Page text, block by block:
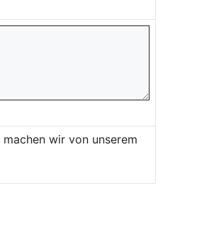
wir von unserem